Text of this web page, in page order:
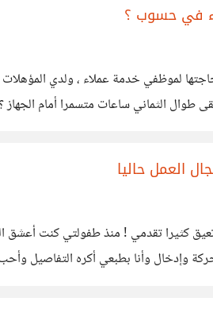
في حسوب ؟
لموظفي خدمة عملاء ، ولدي
الثماني ساعات متسمرا أمام
العمل حاليا
كثيرا تقدمي ! منذ طفولتي كنت أعشق
وأنا بطبعي أكره التفاصيل وأحب